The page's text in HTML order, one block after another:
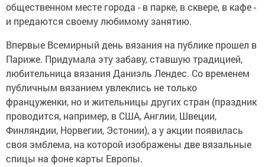
общественном месте города - в парке, в сквере, в кафе -
и предаются своему любимому занятию.
Впервые Всемирный день вязания на публике прошел в
Париже. Придумала эту забаву, ставшую традицией,
любительница вязания Даниэль Лендес. Со временем
публичным вязанием увлеклись не только
француженки, но и жительницы других стран (праздник
проводится, например, в США, Англии, Швеции,
Финляндии, Норвегии, Эстонии), а у акции появилась
своя эмблема, на которой изображены две вязальные
спицы на фоне карты Европы.